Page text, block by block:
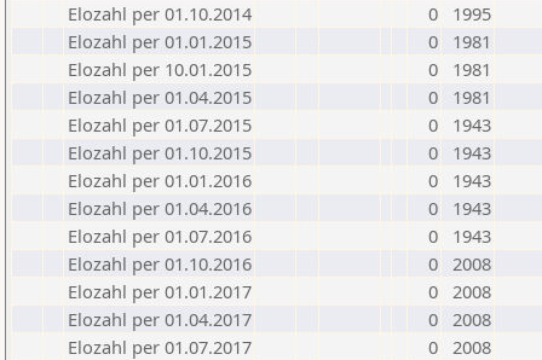
Elozahl per 01.10.2014
0
1995
Elozahl per 01.01.2015
0
1981
Elozahl per 10.01.2015
0
1981
Elozahl per 01.04.2015
0
1981
Elozahl per 01.07.2015
0
1943
Elozahl per 01.10.2015
0
1943
Elozahl per 01.01.2016
0
1943
Elozahl per 01.04.2016
0
1943
Elozahl per 01.07.2016
0
1943
Elozahl per 01.10.2016
0 2008
Elozahl per 01.01.2017
0 2008
Elozahl per 01.04.2017
0 2008
Elozahl per 01.07.2017
0 2008